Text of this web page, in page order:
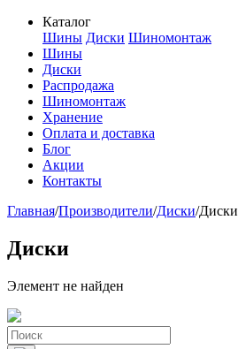
Каталог
Шины Диски Шиномонтаж
Шины
Диски
Распродажа
Шиномонтаж
Хранение
Оплата и доставка
Блог
Акции
Контакты
Главная/Производители/Диски/Диски
Диски
Элемент не найден